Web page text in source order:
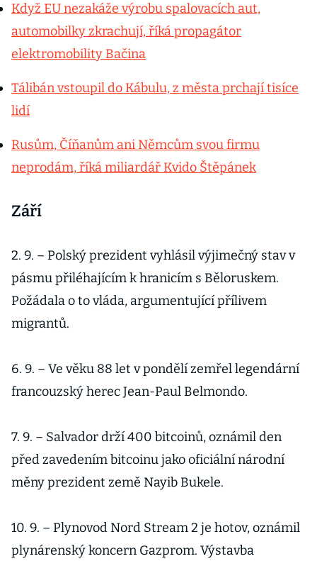
Když EU nezakáže výrobu spalovacích aut,
automobilky zkrachují, říká propagátor
elektromobility Bačina
Tálibán vstoupil do Kábulu, z města prchají tisíce
lidí
Rusům, Číňanům ani Němcům svou firmu
neprodám, říká miliardář Kvido Štěpánek
Září
2. 9. – Polský prezident vyhlásil výjimečný stav v
pásmu přiléhajícím k hranicím s Běloruskem.
Požádala o to vláda, argumentující přílivem
migrantů.
6. 9. – Ve věku 88 let v pondělí zemřel legendární
francouzský herec Jean-Paul Belmondo.
7. 9. – Salvador drží 400 bitcoinů, oznámil den
před zavedením bitcoinu jako oficiální národní
měny prezident země Nayib Bukele.
10. 9. – Plynovod Nord Stream 2 je hotov, oznámil
plynárenský koncern Gazprom. Výstavba